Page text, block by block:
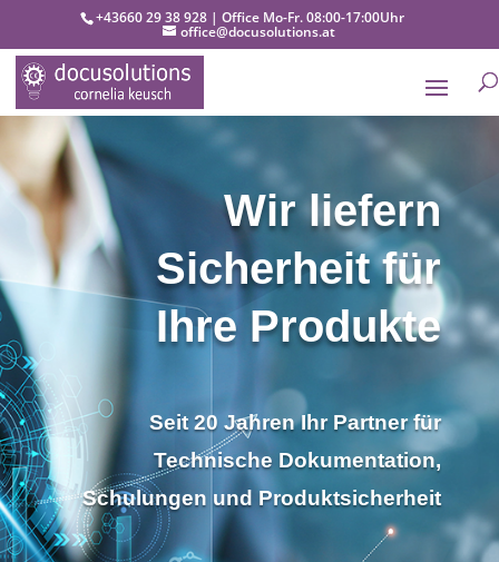
+43660 29 38 928 | Office Mo-Fr. 08:00-17:00Uhr
office@docusolutions.at
Wir liefern
Sicherheit für
Ihre Produkte
Seit 20 Jahren Ihr Partner für
Technische Dokumentation,
Schulungen und Produktsicherheit